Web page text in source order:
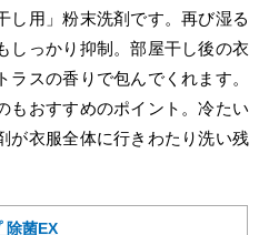
し用」粉末洗剤です。再び湿る
しっかり抑制。部屋干し後の衣
スの香りで包んでくれます。
もおすすめのポイント。冷たい
が衣服全体に行きわたり洗い残
除菌EX